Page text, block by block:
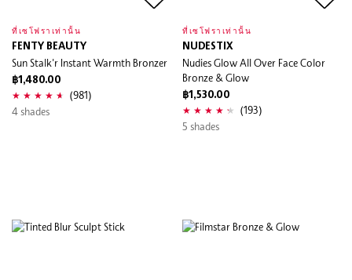
ที่เซโฟราเท่านั้น
FENTY BEAUTY
Sun Stalk'r Instant Warmth Bronzer
฿1,480.00
(981)
4 shades
ที่เซโฟราเท่านั้น
NUDESTIX
Nudies Glow All Over Face Color
Bronze & Glow
฿1,530.00
(193)
5 shades